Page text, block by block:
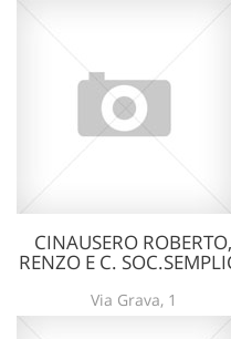
CINAUSERO ROBERTO,
RENZO E C.
Via Grava, 1